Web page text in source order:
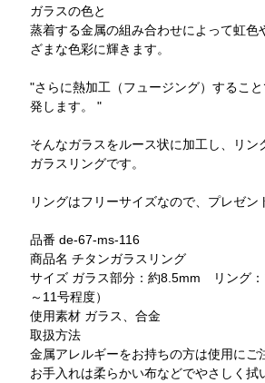
ガラスの色と
蒸着する金属の組み合わせによって虹色
ざまな色彩に輝きます。
"さらに熱加工（フュージング）するこ
発します。 "
そんなガラスをルース状に加工し、リン
ガラスリングです。
リングはフリーサイズなので、プレゼン
品番 de-67-ms-116
商品名 チタンガラスリング
サイズ ガラス部分：約8.5mm リング
～11号程度）
使用素材 ガラス、合金
取扱方法
金属アレルギーをお持ちの方は使用にご
お手入れは柔らかい布などでやさしく拭